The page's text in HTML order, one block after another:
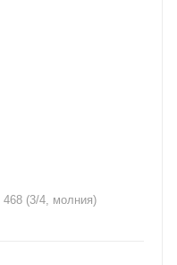
468 (3/4, молния)